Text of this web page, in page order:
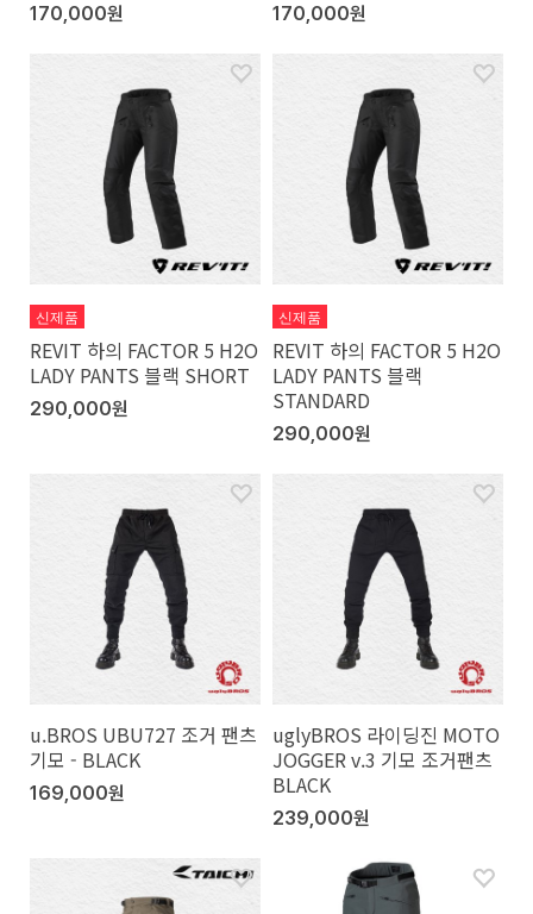
170,000원 170,000원
신제품
REVIT 하의 FACTOR 5 H2O
LADY PANTS 블랙 SHORT
290,000원
신제품
REVIT 하의 FACTOR 5 H2O
LADY PANTS 블랙
STANDARD
290,000원
u.BROS UBU727 조거 팬츠
기모 - BLACK
169,000원
uglyBROS 라이딩진 MOTO
JOGGER v.3 기모 조거팬츠
BLACK
239,000원